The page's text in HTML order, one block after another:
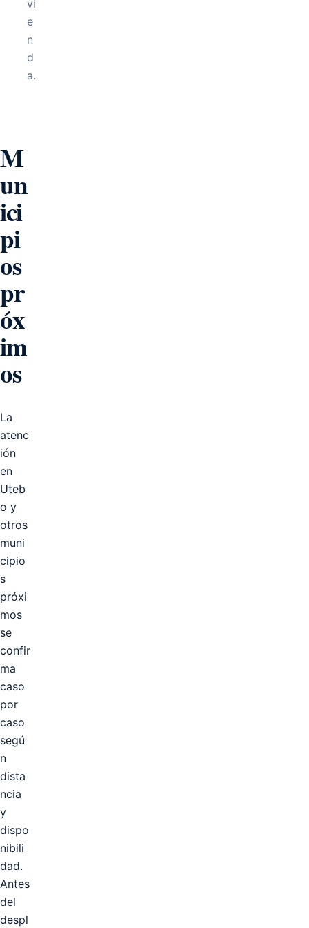
vi
e
n
d
a.
M
un
ici
pi
os
pr
óx
im
os
La
atenc
ión
en
Uteb
o y
otros
muni
cipio
s
próxi
mos
se
confir
ma
caso
por
caso
segú
n
dista
ncia
y
dispo
nibili
dad.
Antes
del
despl